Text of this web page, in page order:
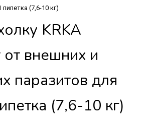
(7,6-10 кг)
KRKA
внешних и
паразитов для
(7,6-10 кг)